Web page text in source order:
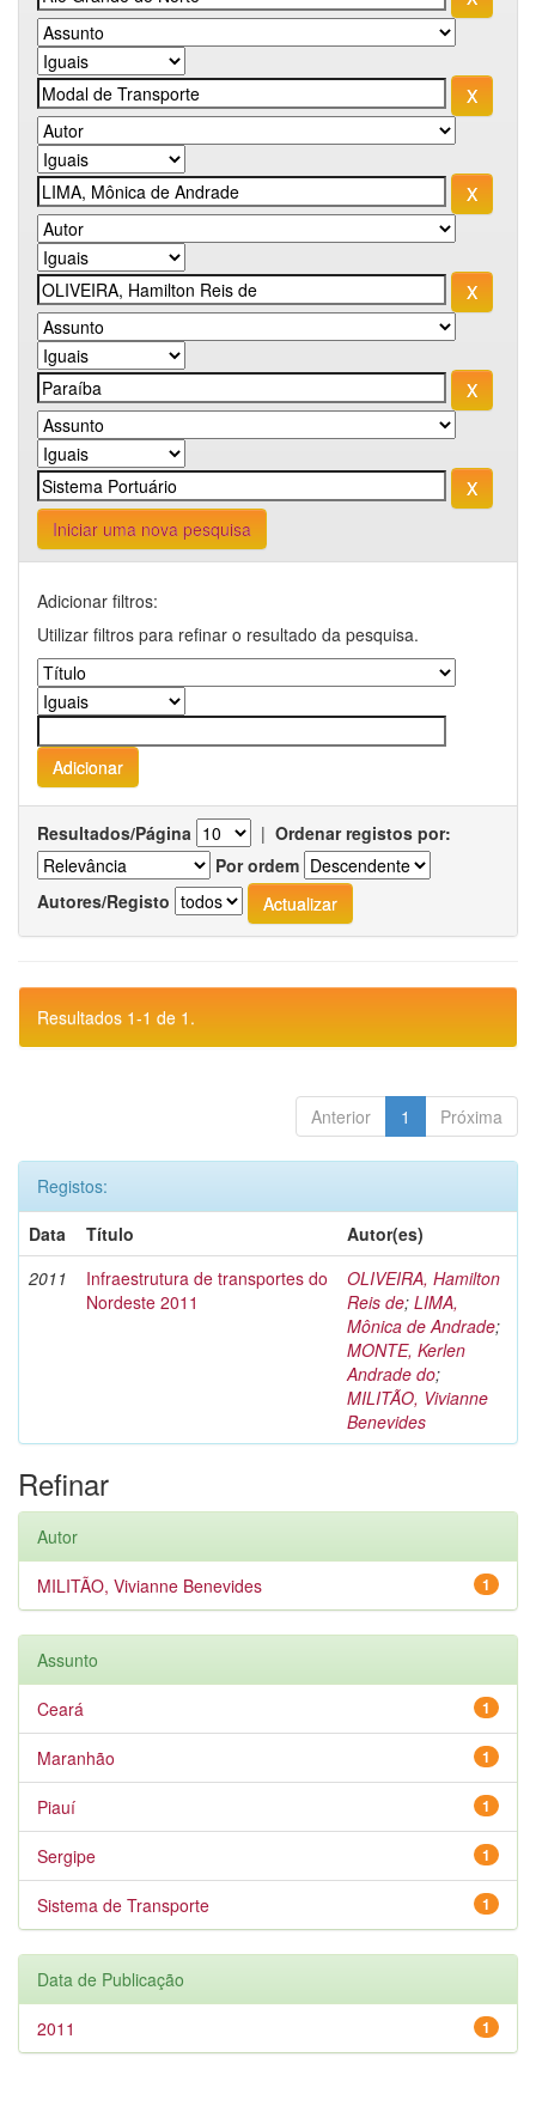
Iniciar uma nova pesquisa
Adicionar filtros:
Utilizar filtros para refinar o resultado da pesquisa.
Resultados/Página | Ordenar registos por:
Por ordem
Autores/Registo
Resultados 1-1 de 1.
Anterior 1 Próxima
Registos:
Data
Título
Autor(es)
2011
Infraestrutura de transportes do
Nordeste 2011
OLIVEIRA, Hamilton
Reis de; LIMA,
Mônica de Andrade;
MONTE, Kerlen
Andrade do;
MILITÃO, Vivianne
Benevides
Refinar
Autor
1
MILITÃO, Vivianne Benevides
Assunto
1
Ceará
1
Maranhão
1
Piauí
1
Sergipe
1
Sistema de Transporte
Data de Publicação
1
2011